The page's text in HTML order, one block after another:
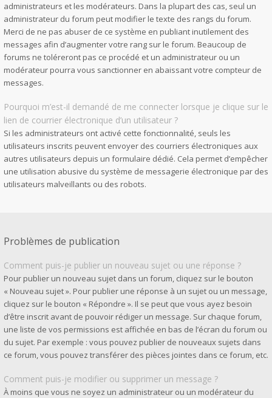
administrateurs et les modérateurs. Dans la plupart des cas, seul un
administrateur du forum peut modifier le texte des rangs du forum.
Merci de ne pas abuser de ce système en publiant inutilement des
messages afin d’augmenter votre rang sur le forum. Beaucoup de
forums ne toléreront pas ce procédé et un administrateur ou un
modérateur pourra vous sanctionner en abaissant votre compteur de
messages.
Pourquoi m’est-il demandé de me connecter lorsque je clique sur le
lien de courrier électronique d’un utilisateur ?
Si les administrateurs ont activé cette fonctionnalité, seuls les
utilisateurs inscrits peuvent envoyer des courriers électroniques aux
autres utilisateurs depuis un formulaire dédié. Cela permet d’empêcher
une utilisation abusive du système de messagerie électronique par des
utilisateurs malveillants ou des robots.
Problèmes de publication
Comment puis-je publier un nouveau sujet ou une réponse ?
Pour publier un nouveau sujet dans un forum, cliquez sur le bouton
« Nouveau sujet ». Pour publier une réponse à un sujet ou un message,
cliquez sur le bouton « Répondre ». Il se peut que vous ayez besoin
d’être inscrit avant de pouvoir rédiger un message. Sur chaque forum,
une liste de vos permissions est affichée en bas de l’écran du forum ou
du sujet. Par exemple : vous pouvez publier de nouveaux sujets dans
ce forum, vous pouvez transférer des pièces jointes dans ce forum, etc.
Comment puis-je modifier ou supprimer un message ?
À moins que vous ne soyez un administrateur ou un modérateur du